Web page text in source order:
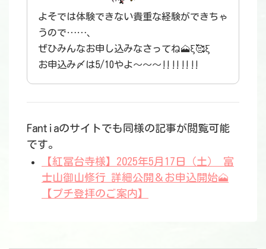
よそでは体験できない貴重な経験ができちゃ
うので……、
ぜひみんなお申し込みなさってね🗻ξ🥰ξ
お申込み〆は5/10やよ〜〜〜‼️‼️‼️‼️
Fantiaのサイトでも同様の記事が閲覧可能
です。
【紅冨台寺様】2025年5月17日（土） 富
士山御山修行 詳細公開＆お申込開始🗻
【プチ登拝のご案内】